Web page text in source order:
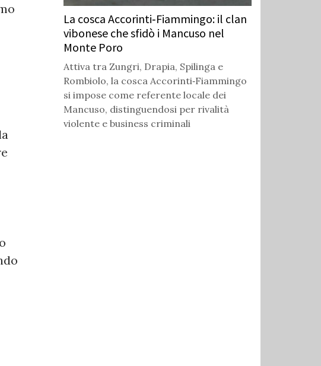
La cosca Accorinti‑Fiammingo: il clan
vibonese che sfidò i Mancuso nel
Monte Poro
Attiva tra Zungri, Drapia, Spilinga e
Rombiolo, la cosca Accorinti‑Fiammingo
si impose come referente locale dei
Mancuso, distinguendosi per rivalità
violente e business criminali